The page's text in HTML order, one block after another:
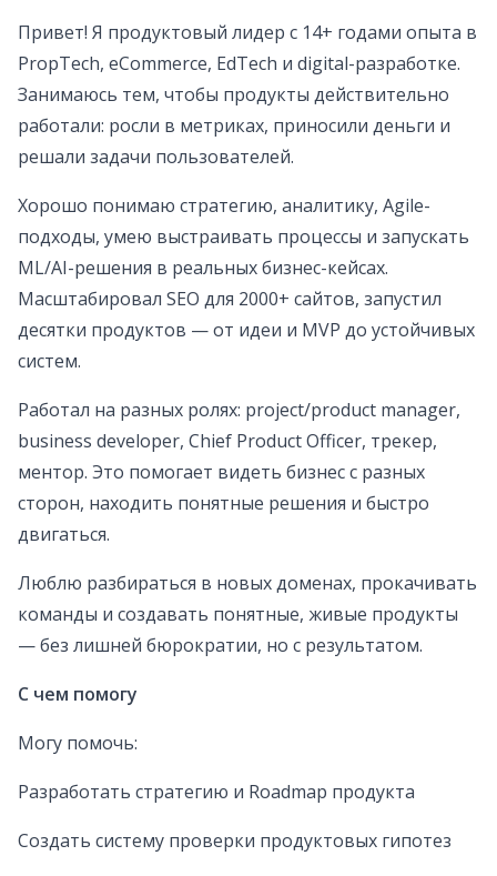
Привет! Я продуктовый лидер с 14+ годами опыта в
PropTech, eCommerce, EdTech и digital-разработке.
Занимаюсь тем, чтобы продукты действительно
работали: росли в метриках, приносили деньги и
решали задачи пользователей.
Хорошо понимаю стратегию, аналитику, Agile-
подходы, умею выстраивать процессы и запускать
ML/AI-решения в реальных бизнес-кейсах.
Масштабировал SEO для 2000+ сайтов, запустил
десятки продуктов — от идеи и MVP до устойчивых
систем.
Работал на разных ролях: project/product manager,
business developer, Chief Product Officer, трекер,
ментор. Это помогает видеть бизнес с разных
сторон, находить понятные решения и быстро
двигаться.
Люблю разбираться в новых доменах, прокачивать
команды и создавать понятные, живые продукты
— без лишней бюрократии, но с результатом.
С чем помогу
Могу помочь:
Разработать стратегию и Roadmap продукта
Создать систему проверки продуктовых гипотез